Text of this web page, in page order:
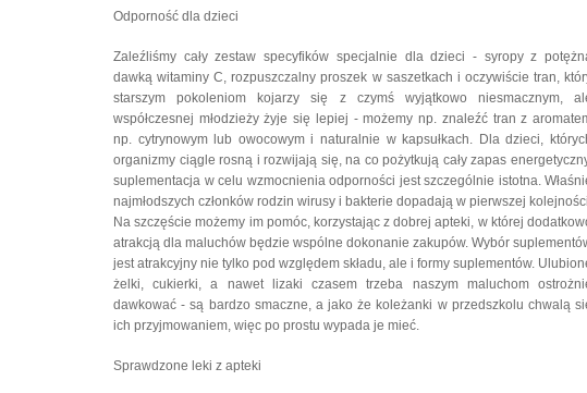
Odporność dla dzieci
Zaleźliśmy cały zestaw specyfików specjalnie dla dzieci - syropy z
dawką witaminy C, rozpuszczalny proszek w saszetkach i oczywiście tran,
starszym pokoleniom kojarzy się z czymś wyjątkowo niesmacznym,
współczesnej młodzieży żyje się lepiej - możemy np. znaleźć tran z
np. cytrynowym lub owocowym i naturalnie w kapsułkach. Dla dzieci,
organizmy ciągle rosną i rozwijają się, na co pożytkują cały zapas
suplementacja w celu wzmocnienia odporności jest szczególnie istotna.
najmłodszych członków rodzin wirusy i bakterie dopadają w pierwszej
Na szczęście możemy im pomóc, korzystając z dobrej apteki, w której
atrakcją dla maluchów będzie wspólne dokonanie zakupów. Wybór
jest atrakcyjny nie tylko pod względem składu, ale i formy suplementów.
żelki, cukierki, a nawet lizaki czasem trzeba naszym maluchom
dawkować - są bardzo smaczne, a jako że koleżanki w przedszkolu chwalą
ich przyjmowaniem, więc po prostu wypada je mieć.
Sprawdzone leki z apteki